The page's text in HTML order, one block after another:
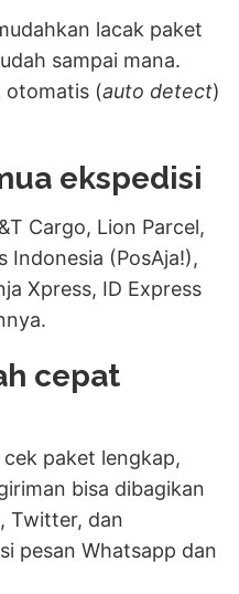
lacak paket
sampai mana.
otomatis (auto detect)
ekspedisi
Cargo, Lion Parcel,
Indonesia (PosAja!),
Xpress, ID Express
cepat
paket lengkap,
bisa dibagikan
Twitter, dan
pesan Whatsapp dan